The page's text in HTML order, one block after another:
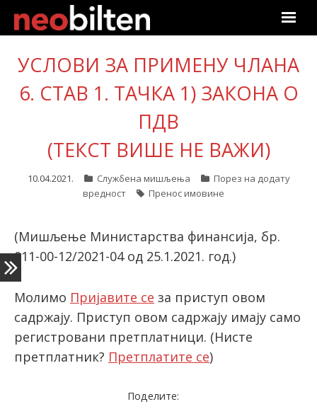
Почетна
Претрага
Подаци
Линкови
Претплата
Пријава
latinica
УСЛОВИ ЗА ПРИМЕНУ ЧЛАНА
6. СТАВ 1. ТАЧКА 1) ЗАКОНА О
ПДВ
(ТЕКСТ ВИШЕ НЕ ВАЖИ)
10.04.2021. Службена мишљења
Порез на додату
вредност
Пренос имовине
(Мишљење Министарства финансија, бр.
011-00-12/2021-04 од 25.1.2021. год.)
Молимо Пријавите се за приступ овом
садржају. Приступ овом садржају имају само
регистровани претплатници. (Нисте
претплатник? Претплатите се)
Поделите: